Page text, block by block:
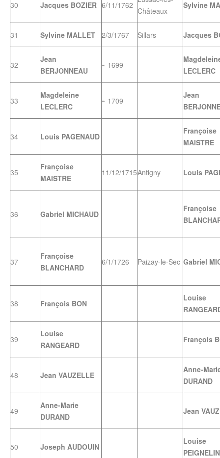
30 Jacques BOZIER 6/11/1762
Châteaux
Sylvine
31 Sylvine MALLET 2/3/1767 Sillars Jacques
32
Jean
BERJONNEAU
~ 1699
LECLERC
33
Magdeleine
LECLERC
~ 1709
Jean
34 Louis PAGENAUD
Françoise
MAISTRE
35
Françoise
MAISTRE
11/12/1715Antigny Louis
36 Gabriel MICHAUD
Françoise
37
Françoise
BLANCHARD
6/1/1726 Paizay-le-Sec Gabriel
38 François BON
Louise
39
Louise
RANGEARD
François
48 Jean VAUZELLE
Anne-
DURAND
49
Anne-Marie
DURAND
Jean
50 Joseph AUDOUIN
Louise
PEIGNELIN